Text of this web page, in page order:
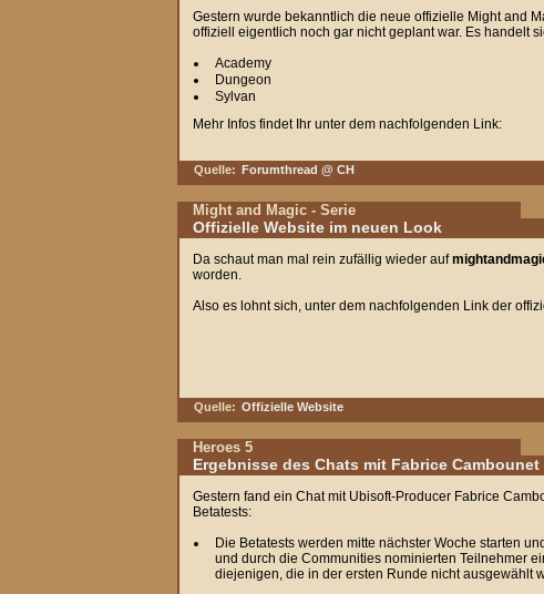
Gestern wurde bekanntlich die neue offizielle Might and
offiziell eigentlich noch gar nicht geplant war. Es handelt
Academy
Dungeon
Sylvan
Mehr Infos findet Ihr unter dem nachfolgenden Link:
Quelle: Forumthread @ CH
Might and Magic - Serie
Offizielle Website im neuen Look
Da schaut man mal rein zufällig wieder auf
worden.
Also es lohnt sich, unter dem nachfolgenden Link der
Quelle: Offizielle Website
Heroes 5
Ergebnisse des Chats mit Fabrice Cambounet
Gestern fand ein Chat mit Ubisoft-Producer Fabrice
Betatests:
Die Betatests werden mitte nächster Woche starten
und durch die Communities nominierten Teilnehmer
diejenigen, die in der ersten Runde nicht ausgewählt